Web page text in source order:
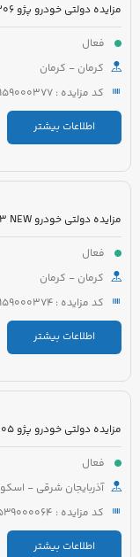
مزایده دولتی خودرو پژو 206 مدل 1396 رنگ خاکستری
فعال
کرمان - کرمان
کد مزایده : 5221009159000377
اطلاعات بیشتر
فعال
کرمان - کرمان
کد مزایده : 5221009159000374
اطلاعات بیشتر
مزایده دولتی خودرو پژو 405 مدل 1382 رنگ مشکی
فعال
آذربایجان شرقی - اسکو
کد مزایده : 5221008539000064
اطلاعات بیشتر